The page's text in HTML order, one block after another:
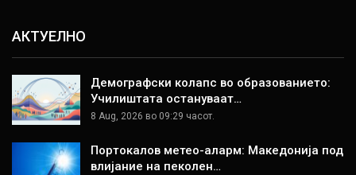
АКТУЕЛНО
Демографски колапс во образованието:
Училиштата остануваат…
8 Aug, 2026 во 09:29 часот.
Портокалов метео-аларм: Македонија под
влијание на пеколен…